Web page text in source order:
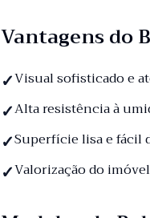
Vantagens do
Visual sofisticado e
Alta resistência à
Superfície lisa e fácil
Valorização do